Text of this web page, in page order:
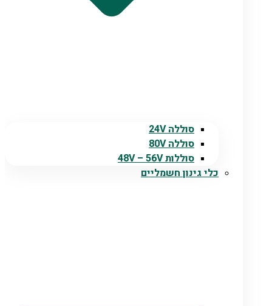
סוללה 24V
סוללה 80V
סוללות 48V – 56V
כלי גינון חשמליים